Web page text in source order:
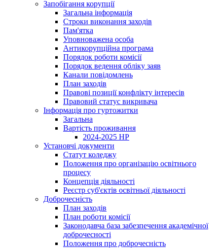
Запобігання корупції
Загальна інформація
Строки виконання заходів
Пам'ятка
Уповноважена особа
Антикорупційна програма
Порядок роботи комісії
Порядок ведення обліку заяв
Канали повідомлень
План заходів
Правові позиції конфлікту інтересів
Правовий статус викривача
Інформація про гуртожитки
Загальна
Вартість проживання
2024-2025 НР
Установчі документи
Статут коледжу
Положення про організацію освітнього
процесу
Концепція діяльності
Реєстр суб'єктів освітньої діяльності
Доброчесність
План заходів
План роботи комісії
Законодавча база забезпечення академічної
доброчесності
Положення про доброчесність